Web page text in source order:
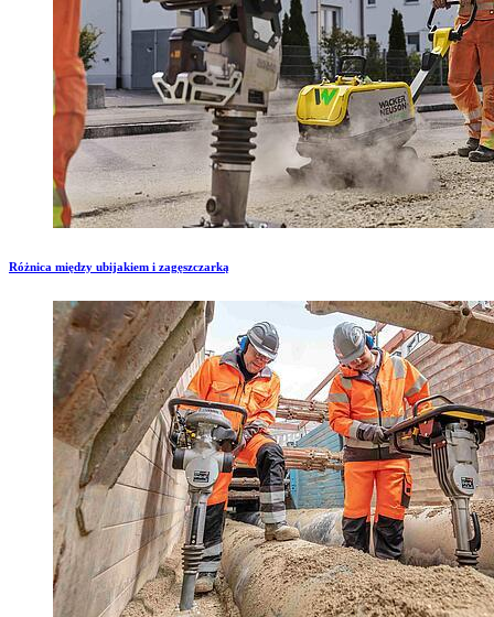
Różnica między ubijakiem i zagęszczarką